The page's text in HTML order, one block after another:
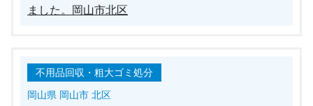
ました。岡山市北区
不用品回収・粗大ゴミ処分
岡山県 岡山市 北区